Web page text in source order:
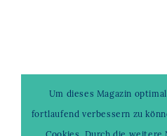
Um dieses Magazin
fortlaufend verbessern zu